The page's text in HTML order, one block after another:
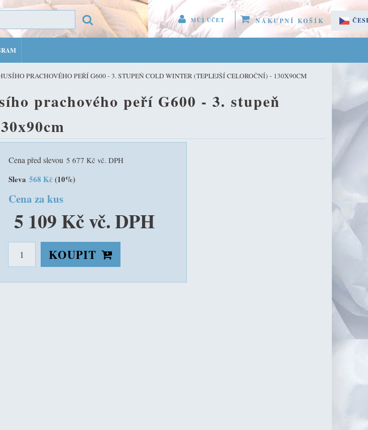
NÁKUPNÍ KOŠÍK
MŮJ ÚČET
PŘIHLÁSIT SE
MŮJ ÚČET
 MENU 
PRACHOVÉHO PEŘÍ G600 - 3. STUPEŇ COLD WINTER (TEPLEJŠÍ CELOROČNÍ) - 130X90CM
prachového peří G600 - 3. stupeň
Cena před slevou 5 677 Kč vč. DPH
Sleva 568 Kč (10%)
Cena za kus
5 109 Kč vč. DPH
KOUPIT